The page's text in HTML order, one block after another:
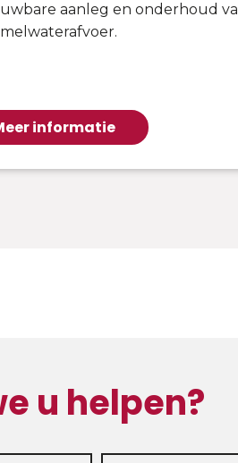
aanleg en onderhoud
informatie
u helpen?